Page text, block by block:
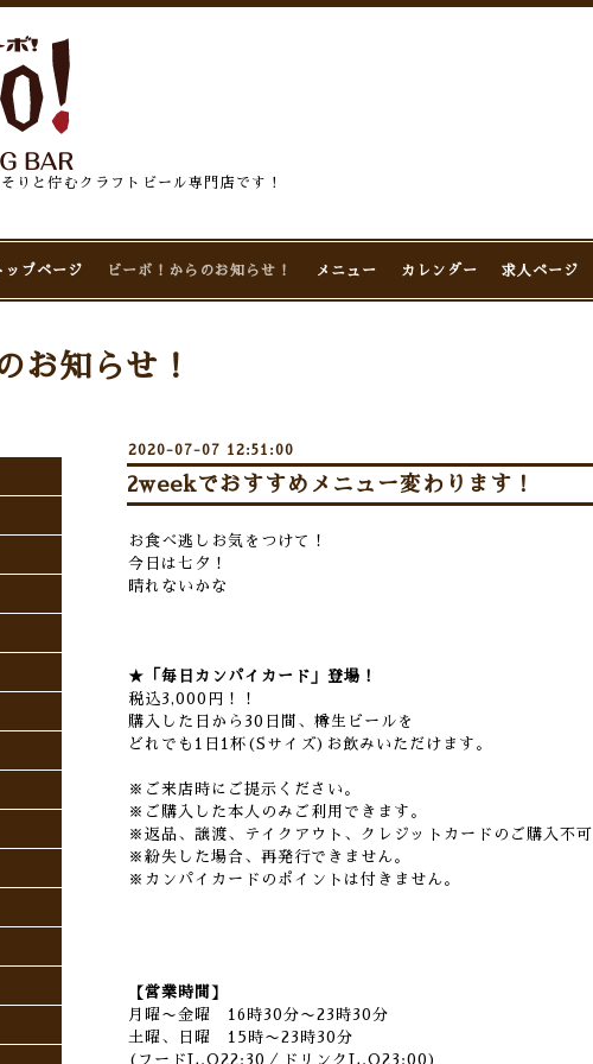
りと佇むクラフトビール専門店です！
ップページ ビーボ！からのお知らせ！ メニュー カレンダー 求人ページ
お知らせ！
2020-07-07 12:51:00
2weekでおすすめメニュー変わります！
お食べ逃しお気をつけて！
今日は七夕！
晴れないかな
★「毎日カンパイカード」登場！
税込3,000円！！
購入した日から30日間、樽生ビールを
どれでも1日1杯(Sサイズ)お飲みいただけます。
※ご来店時にご提示ください。
※ご購入した本人のみご利用できます。
※返品、譲渡、テイクアウト、クレジットカードのご購入不
※紛失した場合、再発行できません。
※カンパイカードのポイントは付きません。
【営業時間】
月曜〜金曜 16時30分〜23時30分
土曜、日曜 15時〜23時30分
(フードL.O22:30／ドリンクL.O23:00)